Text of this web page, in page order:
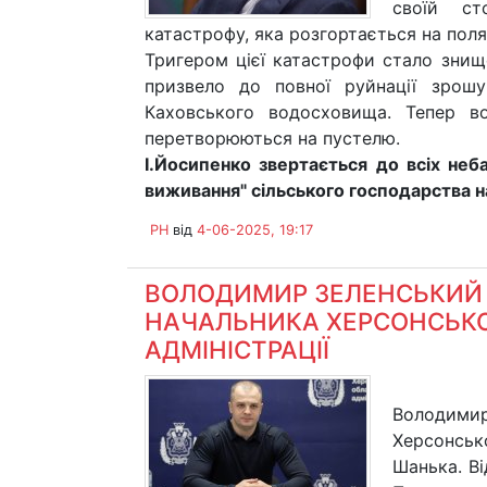
своїй
катастрофу, яка розгортається на
Тригером цієї катастрофи стало
призвело до повної руйнації
Каховського водосховища. Тепер
перетворюються на пустелю.
І.Йосипенко звертається до всіх
виживання" сільського господарства
PH від 4-06-2025, 19:17
ВОЛОДИМИР
НАЧАЛЬНИКА
АДМІНІСТРАЦІЇ
Шанька.